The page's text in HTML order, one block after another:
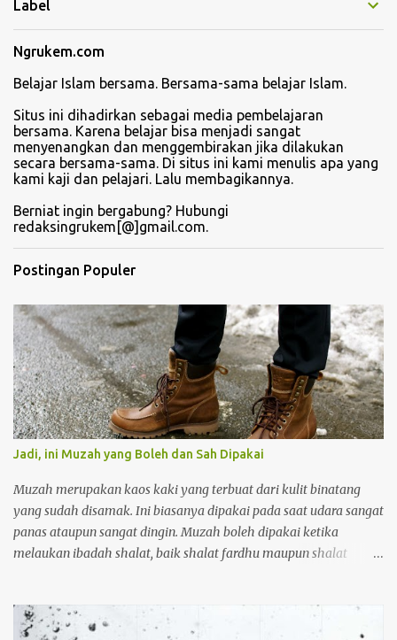
Label
Ngrukem.com
Belajar Islam bersama. Bersama-sama belajar Islam.
Situs ini dihadirkan sebagai media pembelajaran
bersama. Karena belajar bisa menjadi sangat
menyenangkan dan menggembirakan jika dilakukan
secara bersama-sama. Di situs ini kami menulis apa yang
kami kaji dan pelajari. Lalu membagikannya.
Berniat ingin bergabung? Hubungi
redaksingrukem[@]gmail.com.
Postingan Populer
Jadi, ini Muzah yang Boleh dan Sah Dipakai
Muzah merupakan kaos kaki yang terbuat dari kulit binatang
yang sudah disamak. Ini biasanya dipakai pada saat udara sangat
panas ataupun sangat dingin. Muzah boleh dipakai ketika
melaukan ibadah shalat, baik shalat fardhu maupun shalat
diusap saja. Adapun kriteria muzah yang bioleh dan sah dipakai